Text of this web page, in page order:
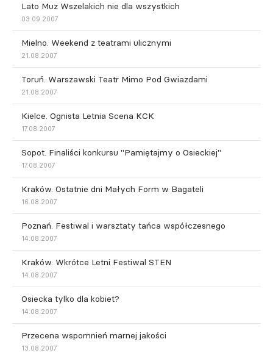
Lato Muz Wszelakich nie dla wszystkich
03.09.2007
Mielno. Weekend z teatrami ulicznymi
21.08.2007
Toruń. Warszawski Teatr Mimo Pod Gwiazdami
21.08.2007
Kielce. Ognista Letnia Scena KCK
17.08.2007
Sopot. Finaliści konkursu "Pamiętajmy o Osieckiej"
17.08.2007
Kraków. Ostatnie dni Małych Form w Bagateli
16.08.2007
Poznań. Festiwal i warsztaty tańca współczesnego
14.08.2007
Kraków. Wkrótce Letni Festiwal STEN
14.08.2007
Osiecka tylko dla kobiet?
14.08.2007
Przecena wspomnień marnej jakości
13.08.2007